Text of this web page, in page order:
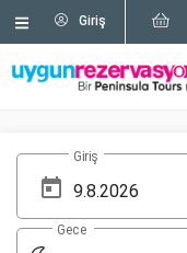
Giriş
Giriş
Gece